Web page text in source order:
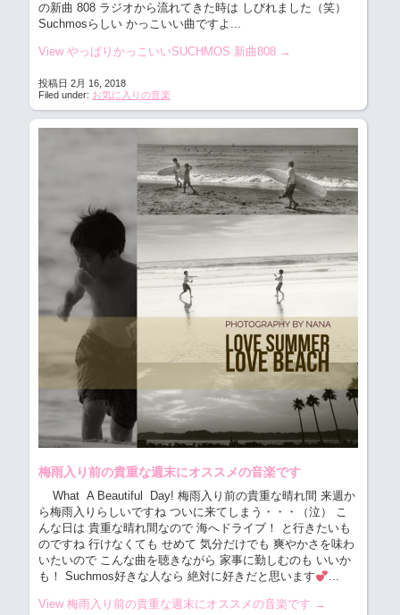
の新曲 808 ラジオから流れてきた時は しびれました（笑）
Suchmosらしい かっこいい曲ですよ...
View やっぱりかっこいいSUCHMOS 新曲808 →
投稿日 2月 16, 2018
Filed under: お気に入りの音楽
梅雨入り前の貴重な週末にオススメの音楽です
What A Beautiful Day! 梅雨入り前の貴重な晴れ間 来週か
ら梅雨入りらしいですね ついに来てしまう・・・（泣） こ
んな日は 貴重な晴れ間なので 海へドライブ！ と行きたいも
のですね 行けなくても せめて 気分だけでも 爽やかさを味わ
いたいので こんな曲を聴きながら 家事に勤しむのも いいか
も！ Suchmos好きな人なら 絶対に好きだと思います
...
View 梅雨入り前の貴重な週末にオススメの音楽です →